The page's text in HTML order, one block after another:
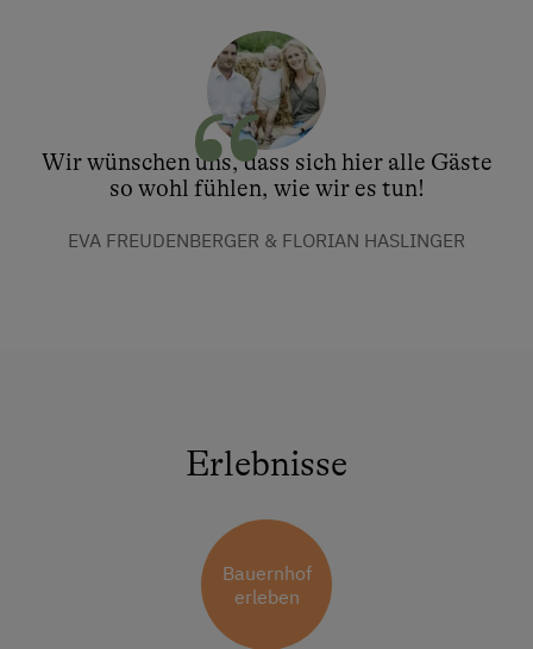
Wir wünschen uns, dass sich hier alle Gäste
so wohl fühlen, wie wir es tun!
EVA FREUDENBERGER & FLORIAN HASLINGER
Erlebnisse
Bauernhof
erleben